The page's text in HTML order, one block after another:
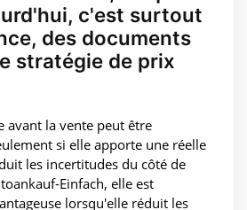
c'est surtout
des documents
stratégie de prix
avant la vente peut être
si elle apporte une réelle
les incertitudes du côté de
Einfach, elle est
lorsqu'elle réduit les